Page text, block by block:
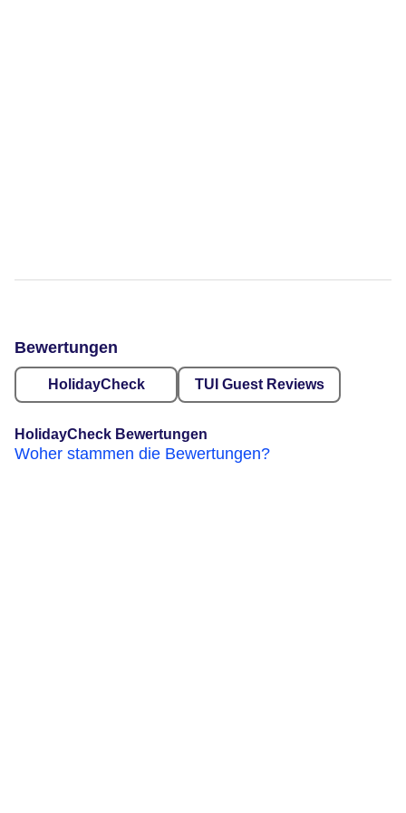
Bewertungen
HolidayCheck TUI Guest Reviews
HolidayCheck Bewertungen
Woher stammen die Bewertungen?